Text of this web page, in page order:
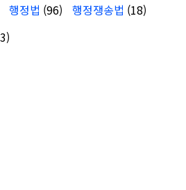
행정법 (96) 행정쟁송법 (18)